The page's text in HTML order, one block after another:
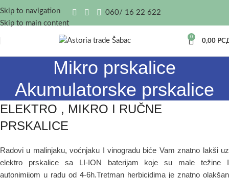
Skip to navigation
Skip to main content
060/ 16 22 622
0
0,00
Mikro prskalice
Akumulatorske prskalice
ELEKTRO , MIKRO I RUČNE
PRSKALICE
Radovi u malinjaku, voćnjaku I vinogradu biće Vam znatno lakši uz
elektro prskalice sa LI-ION baterijam koje su male težine I
autonimijom u radu od 4-6h.Tretman herbicidima je znatno olakšan